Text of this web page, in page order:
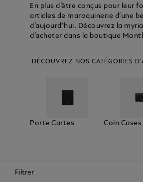
En plus d’être conçus pour
articles de maroquinerie d’une
d’aujourd’hui. Découvrez la
d’acheter dans la boutique
DÉCOUVREZ NOS CATÉGORIES
Porte Cartes Coin Cases
Filtrer